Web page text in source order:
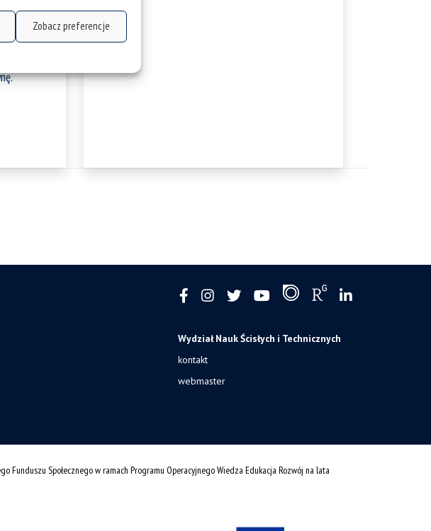
Zobacz preferencje
Wydział Nauk Ścisłych i Technicznych
kontakt
webmaster
Funduszu Społecznego w ramach Programu Operacyjnego Wiedza Edukacja Rozwój na lata